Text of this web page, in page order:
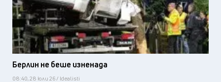
Берлин не беше изненада
08:40, 28 юли 26 / Idealisti